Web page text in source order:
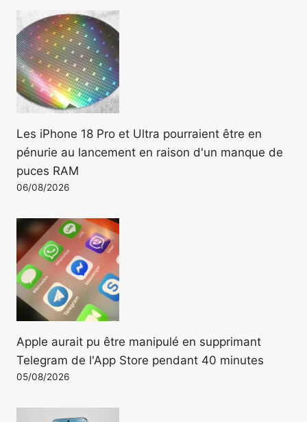
Les iPhone 18 Pro et Ultra pourraient être en
pénurie au lancement en raison d'un manque de
puces RAM
06/08/2026
Apple aurait pu être manipulé en supprimant
Telegram de l'App Store pendant 40 minutes
05/08/2026